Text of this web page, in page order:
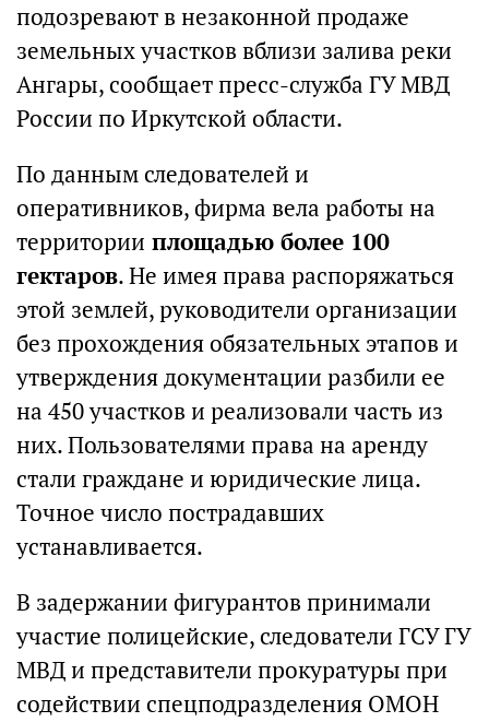
подозревают в незаконной продаже
земельных участков вблизи залива реки
Ангары, сообщает пресс-служба ГУ МВД
России по Иркутской области.
По данным следователей и
оперативников, фирма вела работы на
территории площадью более 100
гектаров. Не имея права распоряжаться
этой землей, руководители организации
без прохождения обязательных этапов и
утверждения документации разбили ее
на 450 участков и реализовали часть из
них. Пользователями права на аренду
стали граждане и юридические лица.
Точное число пострадавших
устанавливается.
В задержании фигурантов принимали
участие полицейские, следователи ГСУ ГУ
МВД и представители прокуратуры при
содействии спецподразделения ОМОН